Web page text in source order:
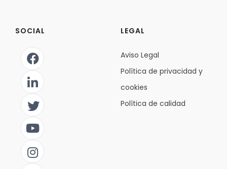
SOCIAL LEGAL
Aviso Legal
Política de privacidad y
cookies
Política de calidad